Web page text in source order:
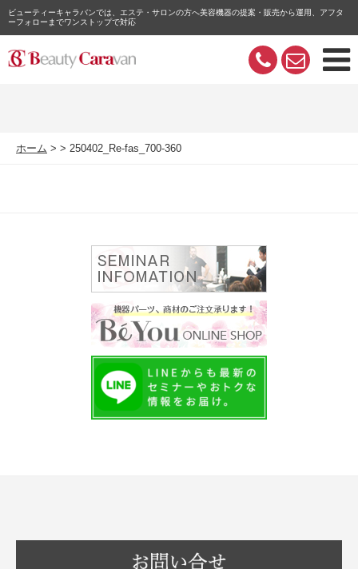
ビューティーキャラバンでは、エステ・サロンの方へ美容機器の提案・販売から運用、アフタ
ーフォローまでワンストップで対応
ホーム 250402_Re-fas_700-360